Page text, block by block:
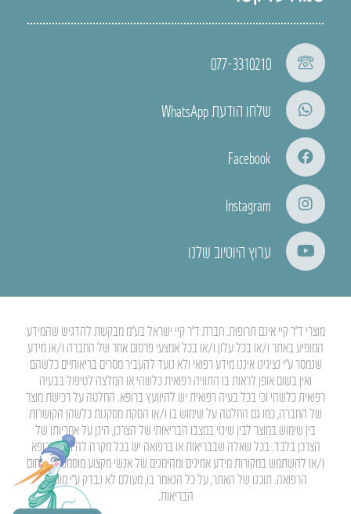
077-3310210
שלחו הודעת WhatsApp
Facebook
Instagram
ערוץ היוטיוב שלנו
מוצרי ד”ר קיי אינם תרופות. חברת ד”ר קיי ישראל בע”מ מבקשת להדגיש שהמידע
המופיע באתר ו/או בכל עלון ו/או בכל אמצעי פרסום אחר של החברה ו/או מידע
שנמסר ע”י נציגינו איננו מידע רפואי ולא נועד להעביר מסרים בריאותיים כלשהם
ואין בשום אופן לראות בו התוויה רפואית כלשהי או המלצה לטיפול בבעיה
רפואית כלשהי וכי בכל בעיה רפואית יש להיוועץ ברופא. החלטה על רכישת מוצר
של החברה, כמו גם החלטה על שימוש בו ו/או הסקת מסקנות כלשהן הקושרות
בין שימוש במוצר לבין שינוי במצבו הבריאותי של הצרכן, הינן על אחריותו של
הצרכן בלבד. בכל שאלה שבבריאות או ברפואה יש בכל מקרה להיוועץ ברופא
ו/או להשתמש במקורות מידע אמינים ומהימנים של אנשי מקצוע מוסמכים בתחום
הרפואה. תוכנו של האתר, על כל הנאמר בו, מעולם לא נבדק ע”י משרד
הבריאות.